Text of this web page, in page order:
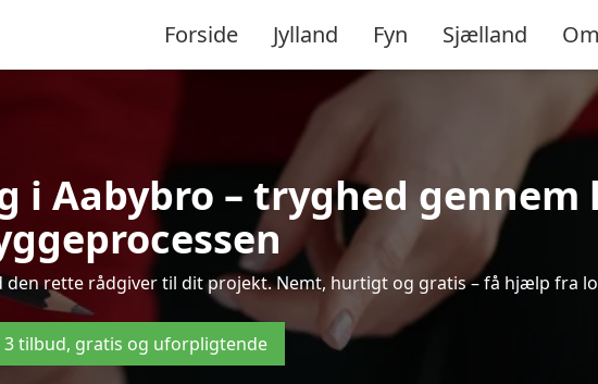
Forside Jylland Fyn Sjælland
i Aabybro – tryghed gennem
rette rådgiver til dit projekt. Nemt, hurtigt og gratis – få hjælp fra
3 tilbud, gratis og uforpligtende